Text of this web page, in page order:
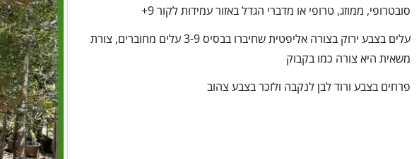
סובטרופי, ממוזג, טרופי או מדברי הגדל באזור עמידות לקור 9+
עלים בצבע ירוק בצורה אליפטית שחיברו בבסיס 3-9 עלים מחוברים, צורת
משאית היא צורה כמו בקבוק
פרחים בצבע ורוד לבן לנקבה ולזכר בצבע צהוב